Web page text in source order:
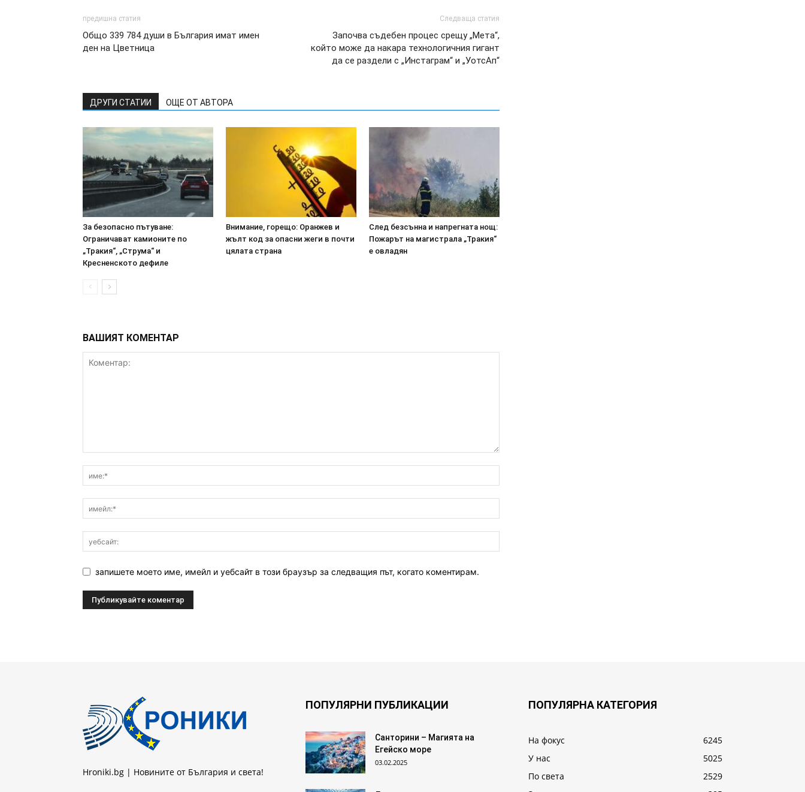
предишна статия
Общо 339 784 души в България имат имен
ден на Цветница
Следваща статия
Започва съдебен процес срещу „Мета“,
който може да накара технологичния гигант
да се раздели с „Инстаграм“ и „УотсАп“
ДРУГИ СТАТИИ ОЩЕ ОТ АВТОРА
За безопасно пътуване:
Ограничават камионите по
„Тракия“, „Струма“ и
Кресненското дефиле
Внимание, горещо: Оранжев и
жълт код за опасни жеги в почти
цялата страна
След безсънна и напрегната нощ:
Пожарът на магистрала „Тракия“
е овладян
ВАШИЯТ КОМЕНТАР
запишете моето име, имейл и уебсайт в този браузър за следващия път, когато коментирам.
Hroniki.bg | Новините от България и света!
ПОПУЛЯРНИ ПУБЛИКАЦИИ
Санторини – Магията на
Егейско море
03.02.2025
ПОПУЛЯРНА КАТЕГОРИЯ
На фокус
6245
У нас
5025
По света
2529